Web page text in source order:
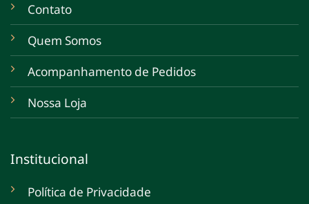
Contato
Quem Somos
Acompanhamento de Pedidos
Nossa Loja
Institucional
Política de Privacidade